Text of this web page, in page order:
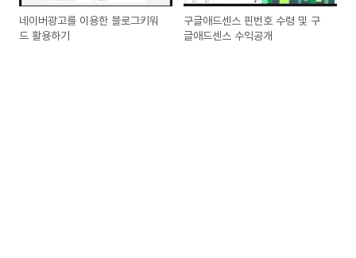
네이버광고를 이용한 블로그키워
드 활용하기
구글애드센스 핀번호 수령 및 구
글애드센스 수익공개